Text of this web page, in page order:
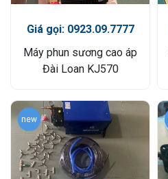
Giá gọi: 0923.09.7777
Máy phun sương cao áp
Đài Loan KJ570
new